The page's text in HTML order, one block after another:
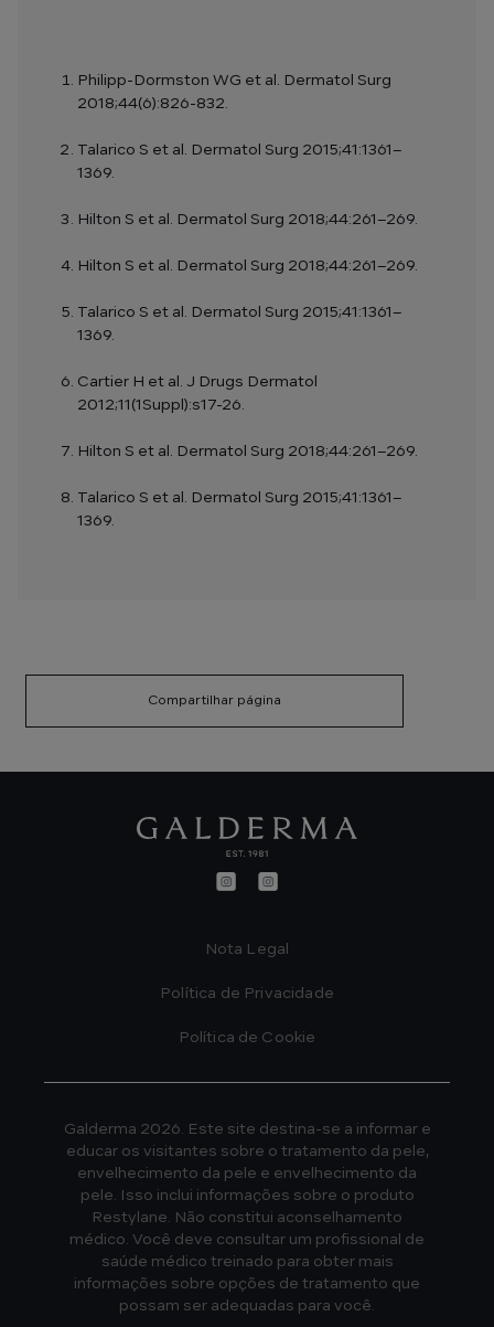
Philipp-Dormston WG et al. Dermatol Surg
2018;44(6):826-832.
Talarico S et al. Dermatol Surg 2015;41:1361–
1369.
Hilton S et al. Dermatol Surg 2018;44:261–269.
Hilton S et al. Dermatol Surg 2018;44:261–269.
Talarico S et al. Dermatol Surg 2015;41:1361–
1369.
Cartier H et al. J Drugs Dermatol
2012;11(1Suppl):s17-26.
Hilton S et al. Dermatol Surg 2018;44:261–269.
Talarico S et al. Dermatol Surg 2015;41:1361–
1369.
Compartilhar página
Nota Legal
Política de Privacidade
Política de Cookie
Galderma 2026. Este site destina-se a informar e
educar os visitantes sobre o tratamento da pele,
envelhecimento da pele e envelhecimento da
pele. Isso inclui informações sobre o produto
Restylane. Não constitui aconselhamento
médico. Você deve consultar um profissional de
saúde médico treinado para obter mais
informações sobre opções de tratamento que
possam ser adequadas para você.